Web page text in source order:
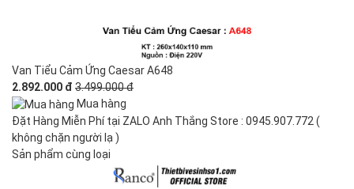
Van Tiểu Cảm Ứng Caesar A648
2.892.000 đ 3.499.000 đ
Mua hàng
Đặt Hàng Miễn Phí tại ZALO Anh Thắng Store : 0945.907.772 (
không chặn người lạ )
Sản phẩm cùng loại